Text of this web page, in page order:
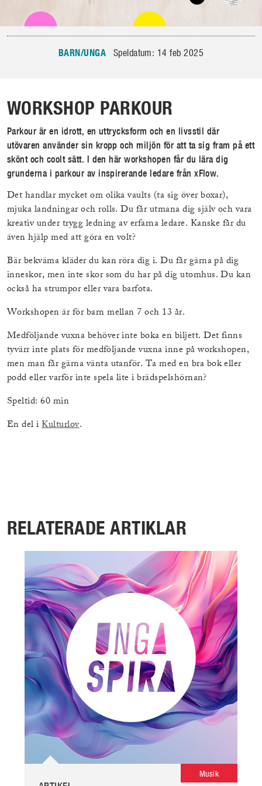
BARN/UNGA Speldatum: 14 feb 2025
WORKSHOP PARKOUR
Parkour är en idrott, en uttrycksform och en livsstil där
utövaren använder sin kropp och miljön för att ta sig fram på ett
skönt och coolt sätt. I den här workshopen får du lära dig
grunderna i parkour av inspirerande ledare från xFlow.
Det handlar mycket om olika vaults (ta sig över boxar),
mjuka landningar och rolls. Du får utmana dig själv och vara
kreativ under trygg ledning av erfarna ledare. Kanske får du
även hjälp med att göra en volt?
Bär bekväma kläder du kan röra dig i. Du får gärna på dig
inneskor, men inte skor som du har på dig utomhus. Du kan
också ha strumpor eller vara barfota.
Workshopen är för barn mellan 7 och 13 år.
Medföljande vuxna behöver inte boka en biljett. Det finns
tyvärr inte plats för medföljande vuxna inne på workshopen,
men man får gärna vänta utanför. Ta med en bra bok eller
podd eller varför inte spela lite i brädspelshörnan?
Speltid: 60 min
En del iKulturlov.
RELATERADE ARTIKLAR
Musik